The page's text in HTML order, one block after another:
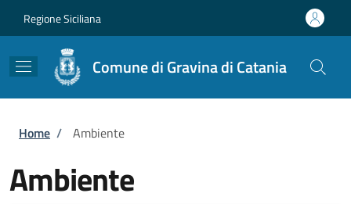
Regione Siciliana
Comune di Gravina di Catania
Briciole di pane
Home / Ambiente
Ambiente